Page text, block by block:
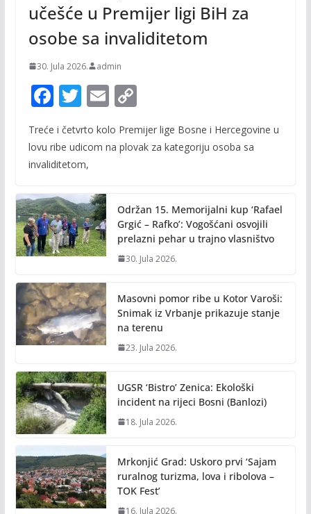
učešće u Premijer ligi BiH za
osobe sa invaliditetom
30. Jula 2026. admin
F
ac
e
b
o
k
T
w
itt
er
E
m
ai
C
p
n
k
Treće i četvrto kolo Premijer lige Bosne i Hercegovine u
lovu ribe udicom na plovak za kategoriju osoba sa
invaliditetom,
Održan 15. Memorijalni kup ‘Rafael
Grgić – Rafko’: Vogošćani osvojili
prelazni pehar u trajno vlasništvo
30. Jula 2026.
Masovni pomor ribe u Kotor Varoši:
Snimak iz Vrbanje prikazuje stanje
na terenu
23. Jula 2026.
UGSR ‘Bistro’ Zenica: Ekološki
incident na rijeci Bosni (Banlozi)
18. Jula 2026.
Mrkonjić Grad: Uskoro prvi ‘Sajam
ruralnog turizma, lova i ribolova –
TOK Fest’
16. Jula 2026.